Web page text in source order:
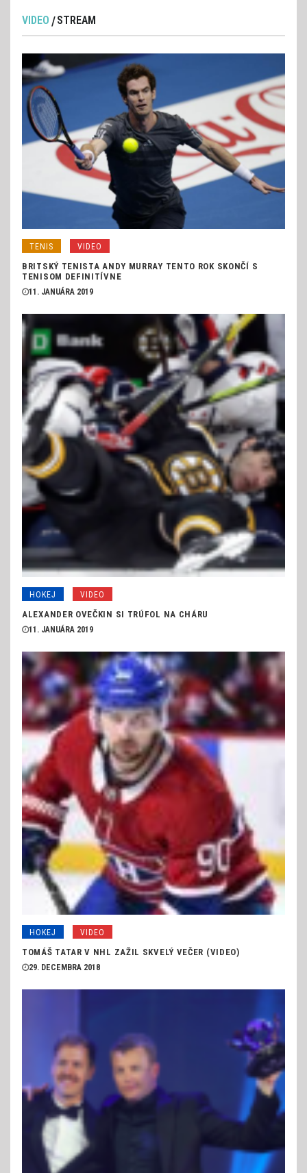
VIDEO STREAM
TENIS VIDEO
BRITSKÝ TENISTA ANDY MURRAY TENTO ROK SKONČÍ S
TENISOM DEFINITÍVNE
11. JANUÁRA 2019
HOKEJ VIDEO
ALEXANDER OVEČKIN SI TRÚFOL NA CHÁRU
11. JANUÁRA 2019
HOKEJ VIDEO
TOMÁŠ TATAR V NHL ZAŽIL SKVELÝ VEČER (VIDEO)
29. DECEMBRA 2018